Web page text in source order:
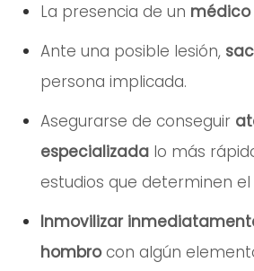
La presencia de un
Ante una posible lesión,
persona implicada.
Asegurarse de conseguir
especializada lo más
estudios que determinen el
Inmovilizar
hombrocon algún